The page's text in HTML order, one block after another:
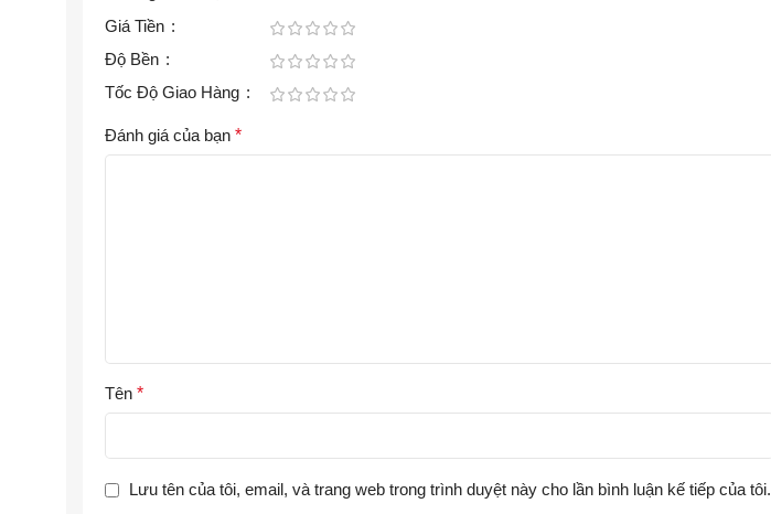
Giá Tiền
Độ Bền
Tốc Độ Giao Hàng
Đánh giá của bạn *
Tên *
Lưu tên của tôi, email, và trang web trong trình duyệt này cho lần bình luận kế tiếp của tôi.